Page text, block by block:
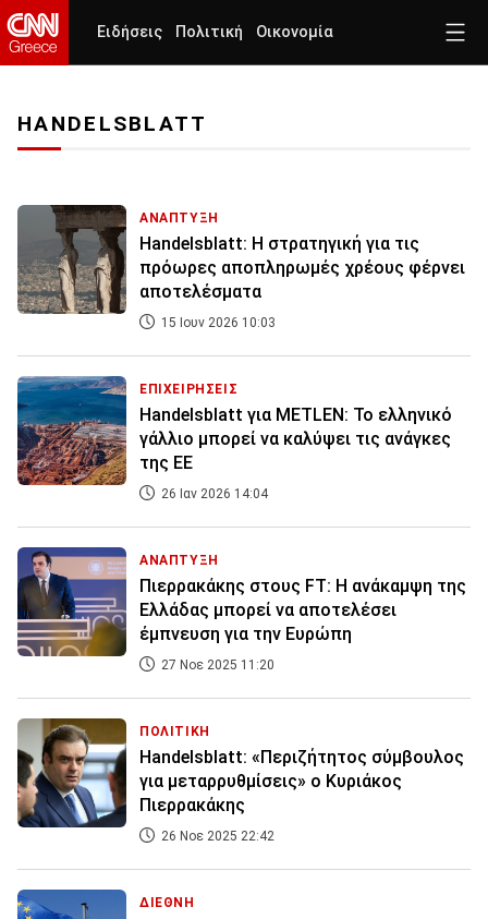
Ειδήσεις Πολιτική Οικονομία
HANDELSBLATT
ΑΝΑΠΤΥΞΗ
Handelsblatt: Η στρατηγική για τις
πρόωρες αποπληρωμές χρέους φέρνει
αποτελέσματα
15 Ιουν 2026 10:03
ΕΠΙΧΕΙΡΗΣΕΙΣ
Handelsblatt για METLEN: Το ελληνικό
γάλλιο μπορεί να καλύψει τις ανάγκες
της ΕΕ
26 Ιαν 2026 14:04
ΑΝΑΠΤΥΞΗ
Πιερρακάκης στους FT: H ανάκαμψη της
Ελλάδας μπορεί να αποτελέσει
έμπνευση για την Ευρώπη
27 Νοε 2025 11:20
ΠΟΛΙΤΙΚΗ
Handelsblatt: «Περιζήτητος σύμβουλος
για μεταρρυθμίσεις» ο Κυριάκος
Πιερρακάκης
26 Νοε 2025 22:42
ΔΙΕΘΝΗ